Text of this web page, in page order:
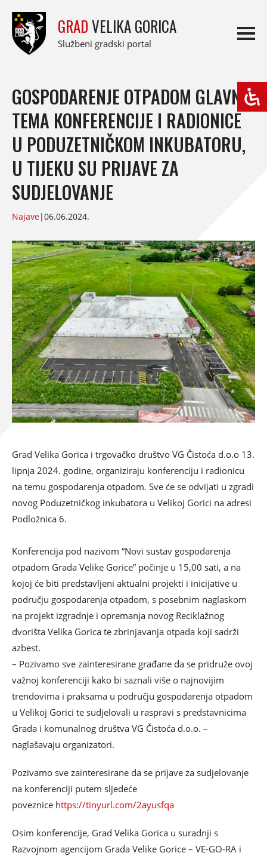
GRADVELIKA GORICA
Službeni gradski portal
GOSPODARENJE OTPADOM GLAVNA
TEMA KONFERENCIJE I RADIONICE
U PODUZETNIČKOM INKUBATORU,
U TIJEKU SU PRIJAVE ZA
SUDJELOVANJE
Najave|06.06.2024.
Grad Velika Gorica i trgovačko društvo VG Čistoća d.o.o 13.
lipnja 2024. godine, organiziraju konferenciju i radionicu
na temu gospodarenja otpadom. Sve će se odvijati u zgradi
novog Poduzetničkog inkubatora u Velikoj Gorici na adresi
Podložnica 6.
Konferencija pod nazivom “Novi sustav gospodarenja
otpadom Grada Velike Gorice” počinje u 15,00 sati, a na
kojoj će biti predstavljeni aktualni projekti i inicijative u
području gospodarenja otpadom, s posebnim naglaskom
na projekt izgradnje i opremanja novog Reciklažnog
dvorišta Velika Gorica te zbrinjavanja otpada koji sadrži
azbest.
– Pozivamo sve zainteresirane građane da se pridruže ovoj
važnoj konferenciji kako bi saznali više o najnovijim
trendovima i praksama u području gospodarenja otpadom
u Velikoj Gorici te sudjelovali u raspravi s predstavnicima
Grada i komunalnog društva VG Čistoća d.o.o. –
naglašavaju organizatori.
Pozivamo sve zainteresirane da se prijave za sudjelovanje
na konferenciji putem sljedeće
poveznice https://tinyurl.com/2ayusfqa
Osim konferencije, Grad Velika Gorica u suradnji s
Razvojnom agencijom Grada Velike Gorice – VE-GO-RA i